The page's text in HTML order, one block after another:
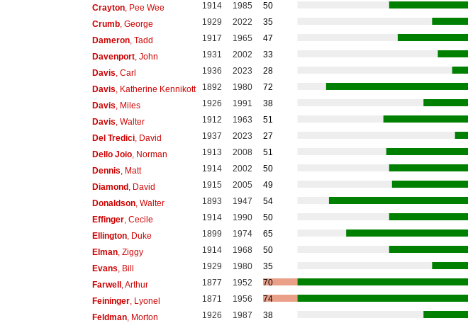
Crayton, Pee Wee 1914 1985
50
Crumb, George 1929 2022
35
Dameron, Tadd 1917 1965
47
Davenport, John 1931 2002
33
Davis , Carl 1936 2023
28
Davis , Katherine Kennikott 1892 1980
72
Davis , Miles 1926 1991
38
Davis , Walter 1912 1963
51
Del Tredici, David 1937 2023
27
Dello Joio, Norman 1913 2008
51
Dennis , Matt 1914 2002
50
Diamond, David 1915 2005
49
Donaldson, Walter 1893 1947
54
Effinger, Cecile 1914 1990
50
Ellington, Duke 1899 1974
65
Elman, Ziggy 1914 1968
50
Evans , Bill 1929 1980
35
Farwell, Arthur 1877 1952
70
Feininger, Lyonel 1871 1956
74
Feldman, Morton 1926 1987
38